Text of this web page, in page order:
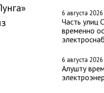
6 августа 2026
Часть улиц
временно
6 августа 2026
Алушту